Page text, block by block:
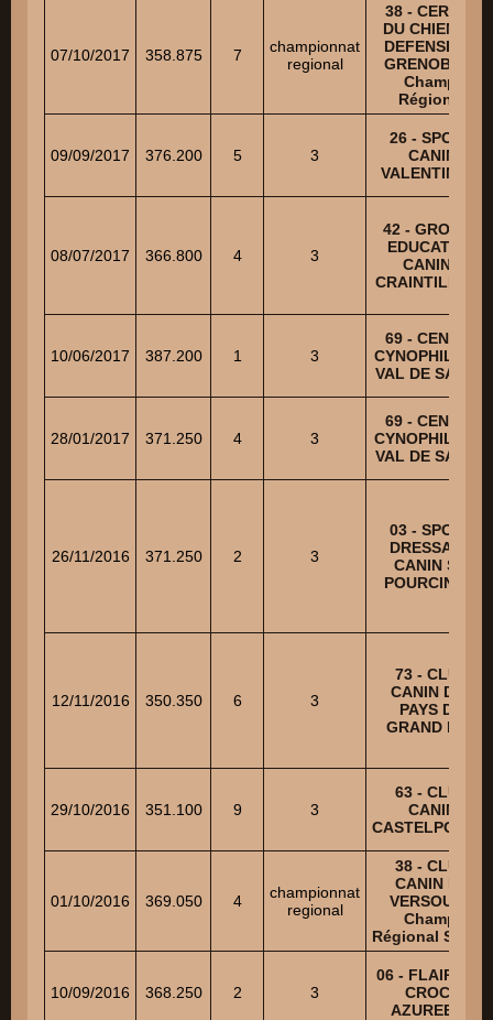
07/10/2017 358.875 7
championnat
regional
38 - CERCLE
DU CHIEN DE
DEFENSE DE
GRENOBLE -
Champ.
Régional
09/09/2017 376.200 5 3
26 - SPORT
CANIN
VALENTINOIS
08/07/2017 366.800 4 3
42 - GROUPE
EDUCATION
CANINE
CRAINTILLEUX
10/06/2017 387.200 1 3
69 - CENTRE
CYNOPHILE DU
VAL DE SAONE
28/01/2017 371.250 4 3
69 - CENTRE
CYNOPHILE DU
VAL DE SAONE
26/11/2016 371.250 2 3
03 - SPORT
DRESSAGE
CANIN ST-
POURCINOIS
12/11/2016 350.350 6 3
73 - CLUB
CANIN DES
PAYS DU
GRAND LAC
29/10/2016 351.100 9 3
63 - CLUB
CANIN
CASTELPONTIN
01/10/2016 369.050 4
championnat
regional
38 - CLUB
CANIN DU
VERSOUD -
Champ.
Régional Senior
10/09/2016 368.250 2 3
06 - FLAIRS ET
CROCS
AZUREENS